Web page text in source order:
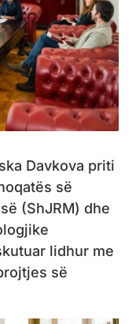
Davkova priti
së
(ShJRM) dhe
lidhur me
së